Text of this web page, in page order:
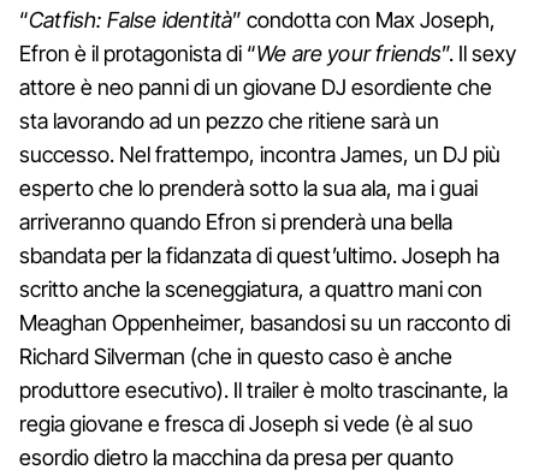
“Catfish: False identità” condotta con Max Joseph,
Efron è il protagonista di “We are your friends”. Il sexy
attore è neo panni di un giovane DJ esordiente che
sta lavorando ad un pezzo che ritiene sarà un
successo. Nel frattempo, incontra James, un DJ più
esperto che lo prenderà sotto la sua ala, ma i guai
arriveranno quando Efron si prenderà una bella
sbandata per la fidanzata di quest’ultimo. Joseph ha
scritto anche la sceneggiatura, a quattro mani con
Meaghan Oppenheimer, basandosi su un racconto di
Richard Silverman (che in questo caso è anche
produttore esecutivo). Il trailer è molto trascinante, la
regia giovane e fresca di Joseph si vede (è al suo
esordio dietro la macchina da presa per quanto